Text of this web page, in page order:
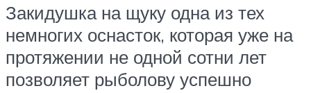
Закидушка на щуку одна из тех
немногих оснасток, которая уже на
протяжении не одной сотни лет
позволяет рыболову успешно